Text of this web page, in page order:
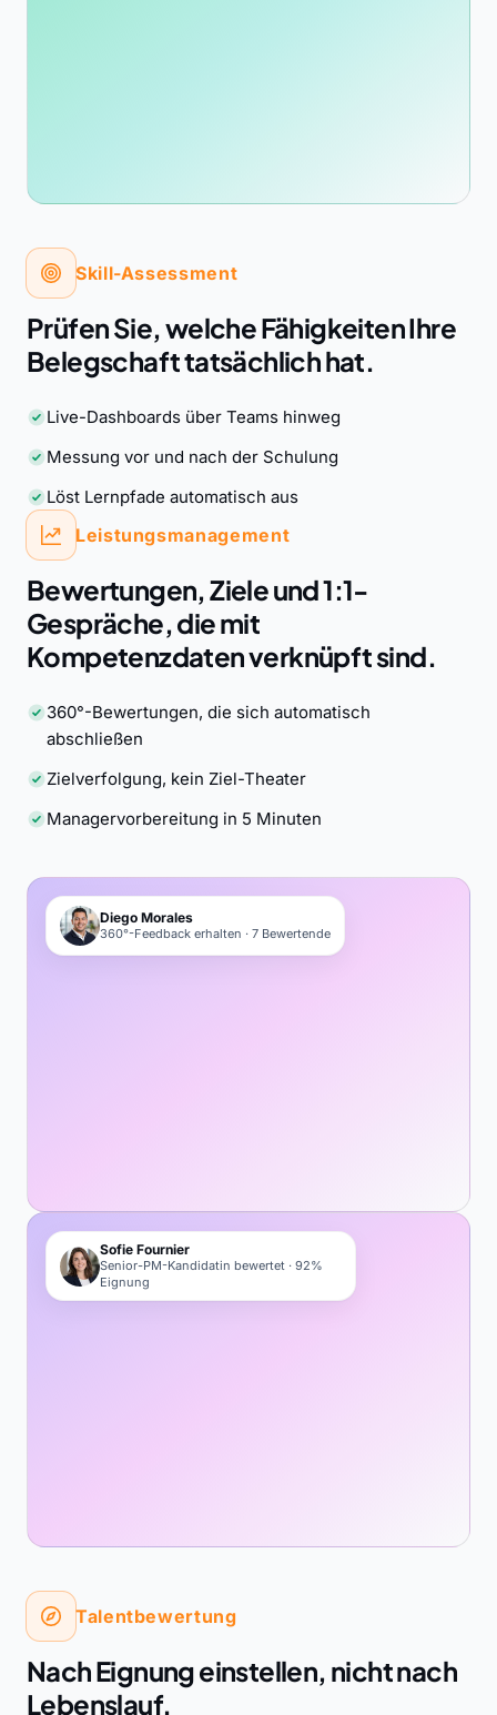
Skill-Assessment
Prüfen Sie, welche Fähigkeiten Ihre
Belegschaft tatsächlich hat.
Live-Dashboards über Teams hinweg
Messung vor und nach der Schulung
Löst Lernpfade automatisch aus
Leistungsmanagement
Bewertungen, Ziele und 1:1-
Gespräche, die mit
Kompetenzdaten verknüpft sind.
360°-Bewertungen, die sich automatisch
abschließen
Zielverfolgung, kein Ziel-Theater
Managervorbereitung in 5 Minuten
Diego Morales
360°-Feedback erhalten · 7 Bewertende
Sofie Fournier
Senior-PM-Kandidatin bewertet · 92%
Eignung
Talentbewertung
Nach Eignung einstellen, nicht nach
Lebenslauf.